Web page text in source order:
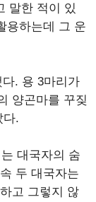
말한 적이 있
용하는데 그 운
. 용 3마리가
양곤마를 꾸짖
다.
대국자의 숨
두 대국자는
고 그렇지 않